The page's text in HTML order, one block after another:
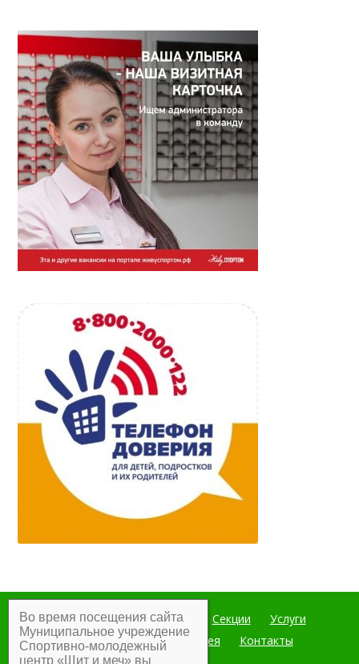
Главная Мероприятия Секции
Услуги
Документы
Фотогалерея Контакты
Во время посещения сайта
Муниципальное учреждение
Спортивно-молодежный
центр «Щит и меч» вы